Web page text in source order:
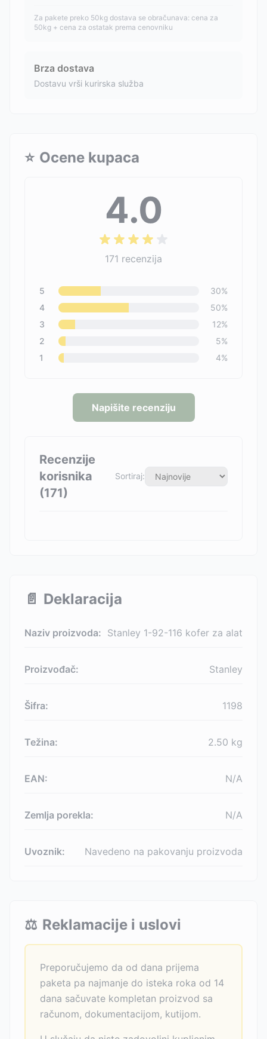
Za pakete preko 50kg dostava se obračunava: cena za
50kg + cena za ostatak prema cenovniku
Brza dostava
Dostavu vrši kurirska služba
⭐ Ocene kupaca
4.0
171 recenzija
5 30%
4
50%
3
12%
2
5%
1
4%
Napišite recenziju
Recenzije
korisnika
(171)
Sortiraj:
📄 Deklaracija
Naziv proizvoda: Stanley 1-92-116 kofer za alat
Proizvođač: Stanley
Šifra: 1198
Težina: 2.50 kg
EAN: N/A
Zemlja porekla: N/A
Uvoznik: Navedeno na pakovanju proizvoda
⚖️ Reklamacije i uslovi
Preporučujemo da od dana prijema
paketa pa najmanje do isteka roka od 14
dana sačuvate kompletan proizvod sa
računom, dokumentacijom, kutijom.